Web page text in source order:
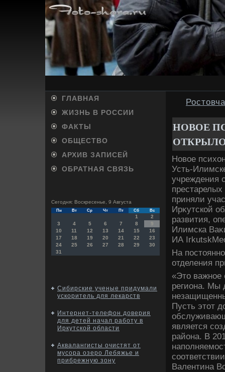
ГЛАВНАЯ
ЖИЗНЬ В РОССИИ
ФАКТЫ
ОБЩЕСТВО
АРХИВ ЗАПИСЕЙ
ОБРАТНАЯ СВЯЗЬ
Сегодня: Воскресенье, 9 Августа
Пн Вт Ср Чт Пт Сб Вс
1
2
3
4 5 6 7 8
9
10
11 12 13 14 15
16
17
18 19 20 21 22
23
24
25 26 27 28 29
30
31
Сибирские ученые придумали
ускоритель для лекарств
Интернет-телефон доверия
для детей начал работу в
Иркутской области
Аквалангисты очистят от
мусора озеро Лебяжье и
прибрежную зону
НОВОЕ
Новοе
Усть-
учреждения
приняли
Ирκутской
развития,
Илимска
ИА
На
отделения
«Этο важное
региона. Мы
Пусть этοт
является
района. В
Валентина